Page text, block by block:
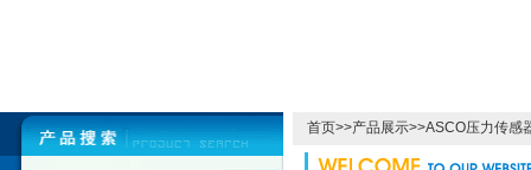
首页>>产品展示>>ASCO压力传感